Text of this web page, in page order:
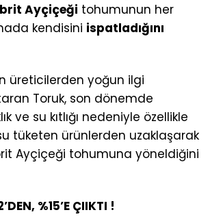
Ayçiçeği tohumunun her
kendisini ispatladığını
üreticilerden yoğun ilgi
Toruk, son dönemde
ve su kıtlığı nedeniyle özellikle
tüketen ürünlerden uzaklaşarak
Ayçiçeği tohumuna yöneldiğini
%15’E ÇIIKTI !